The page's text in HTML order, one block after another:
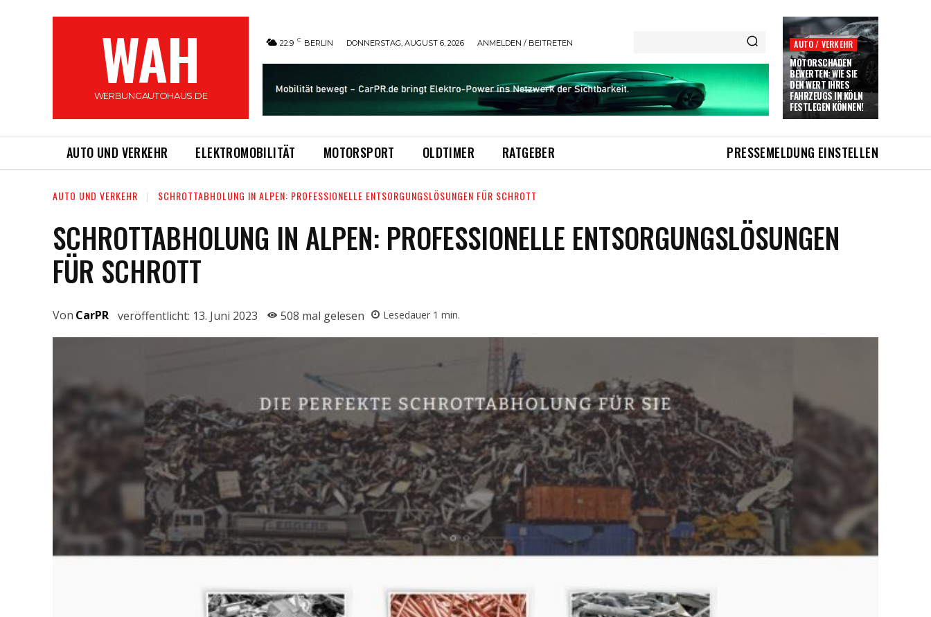
WAH
WERBUNGAUTOHAUS.DE
22.9 C BERLIN DONNERSTAG, AUGUST 6, 2026 ANMELDEN / BEITRETEN AUTO / VERKEHR
MOTORSCHADEN
BEWERTEN: WIE SIE
DEN WERT IHRES
FAHRZEUGS IN KÖLN
FESTLEGEN KÖNNEN!
AUTO UND VERKEHR ELEKTROMOBILITÄT MOTORSPORT OLDTIMER RATGEBER PRESSEMELDUNG EINSTELLEN
AUTO UND VERKEHR SCHROTTABHOLUNG IN ALPEN: PROFESSIONELLE ENTSORGUNGSLÖSUNGEN FÜR SCHROTT
SCHROTTABHOLUNG IN ALPEN: PROFESSIONELLE ENTSORGUNGSLÖSUNGEN
FÜR SCHROTT
Von CarPR veröffentlicht: 13. Juni 2023 508 mal gelesen Lesedauer 1 min.